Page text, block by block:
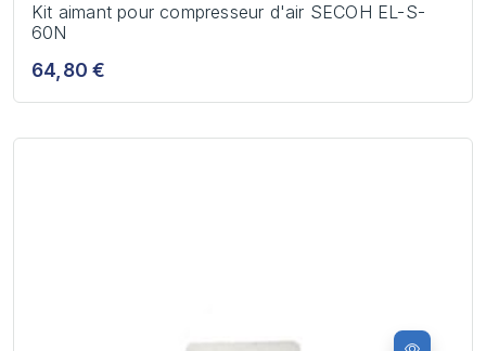
Kit aimant pour compresseur d'air SECOH EL-S-
60N
64,80 €